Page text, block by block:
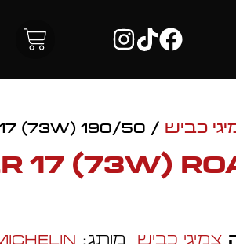
כביש
ZR 17 (73W)
50 ZR 17 (73W)
צמיגי כביש מותג: